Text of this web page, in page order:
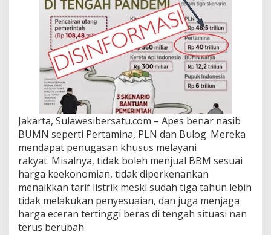
Jakarta, Sulawesibersatu.com – Apes benar nasib
BUMN seperti Pertamina, PLN dan Bulog. Mereka
mendapat penugasan khusus melayani
rakyat. Misalnya, tidak boleh menjual BBM sesuai
harga keekonomian, tidak diperkenankan
menaikkan tarif listrik meski sudah tiga tahun lebih
tidak melakukan penyesuaian, dan juga menjaga
harga eceran tertinggi beras di tengah situasi nan
terus berubah.